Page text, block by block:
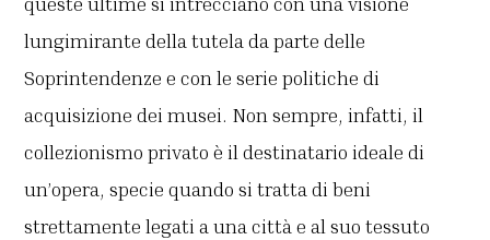
lungimirante della tutela da parte delle
Soprintendenze e con le serie politiche di
acquisizione dei musei. Non sempre, infatti, il
collezionismo privato è il destinatario ideale di
un’opera, specie quando si tratta di beni
strettamente legati a una città e al suo tessuto